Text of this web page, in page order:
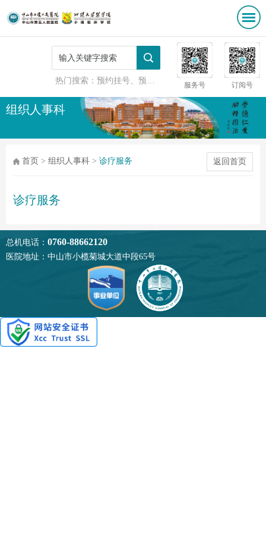
热门搜索：预约挂号、预防接种 服务号 订阅号
组织人事科
返回首页
首页 >组织人事科 >诊疗服务
诊疗服务
总机电话： 0760-88662120
医院地址：中山市小榄菊城大道中段65号